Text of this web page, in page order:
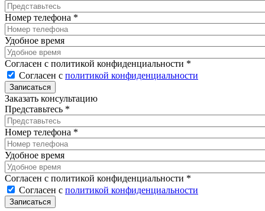
Номер телефона *
Удобное время
Согласен с политикой конфиденциальности *
Согласен с политикой конфиденциальности
Заказать консультацию
Представьтесь *
Номер телефона *
Удобное время
Согласен с политикой конфиденциальности *
Согласен с политикой конфиденциальности